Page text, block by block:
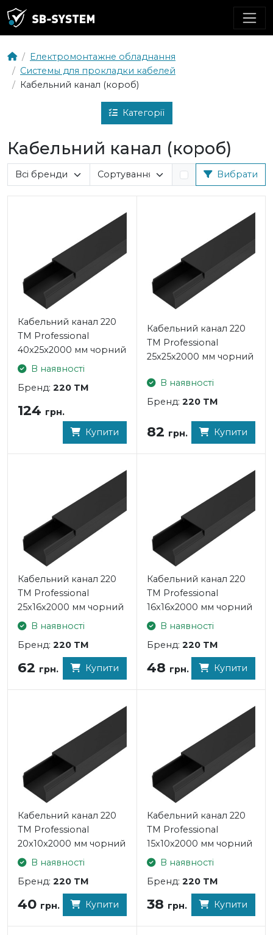
Електромонтажне обладнання
Системы для прокладки кабелей
Кабельний канал (короб)
Категорії
Кабельний канал (короб)
Вибрати
Кабельний канал 220
TM Professional
40x25x2000 мм чорний
В наявності
Бренд: 220 TM
124 грн.
Купити
Кабельний канал 220
TM Professional
25x25x2000 мм чорний
В наявності
Бренд: 220 TM
82 грн. Купити
Кабельний канал 220
TM Professional
25x16x2000 мм чорний
В наявності
Бренд: 220 TM
62 грн. Купити
Кабельний канал 220
TM Professional
16x16x2000 мм чорний
В наявності
Бренд: 220 TM
48 грн. Купити
Кабельний канал 220
TM Professional
20x10x2000 мм чорний
В наявності
Бренд: 220 TM
40 грн. Купити
Кабельний канал 220
TM Professional
15x10x2000 мм чорний
В наявності
Бренд: 220 TM
38 грн. Купити